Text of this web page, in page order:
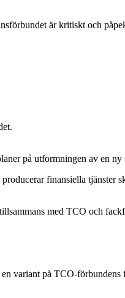
är kritiskt och
på utformningen av en ny
finansiella tjänster
med TCO och
variant på TCO-